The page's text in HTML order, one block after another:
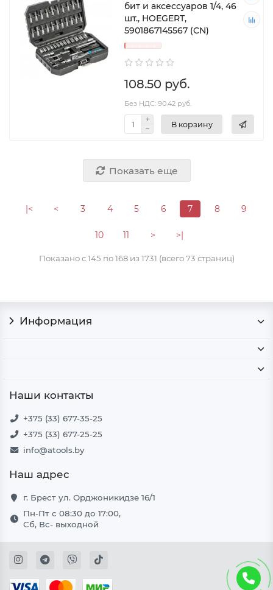
бит и аксессуаров 1/4, 46
шт., HOEGERT,
5901867145567 (CN)
108.50 руб.
Без НДС: 90.42 руб.
В корзину
Показать еще
|< < 3 4 5 6 7 8 9
10 11 > >|
Показано с 145 по 168 из 1731 (всего 73 страниц)
Информация
Наши контакты
+375 (33) 677-35-25
+375 (33) 677-25-25
info@atools.by
Наш адрес
г. Брест ул. Орджоникидзе 16/1
Пн-Пт с 08:30 до 17:00,
Сб, Вс- выходной